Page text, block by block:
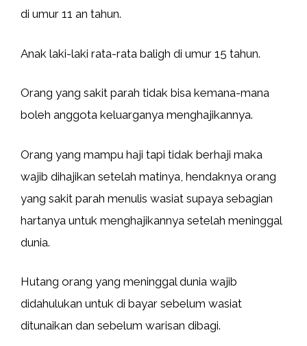
di umur 11 an tahun.
Anak laki-laki rata-rata baligh di umur 15 tahun.
Orang yang sakit parah tidak bisa kemana-mana
boleh anggota keluarganya menghajikannya.
Orang yang mampu haji tapi tidak berhaji maka
wajib dihajikan setelah matinya, hendaknya orang
yang sakit parah menulis wasiat supaya sebagian
hartanya untuk menghajikannya setelah meninggal
dunia.
Hutang orang yang meninggal dunia wajib
didahulukan untuk di bayar sebelum wasiat
ditunaikan dan sebelum warisan dibagi.